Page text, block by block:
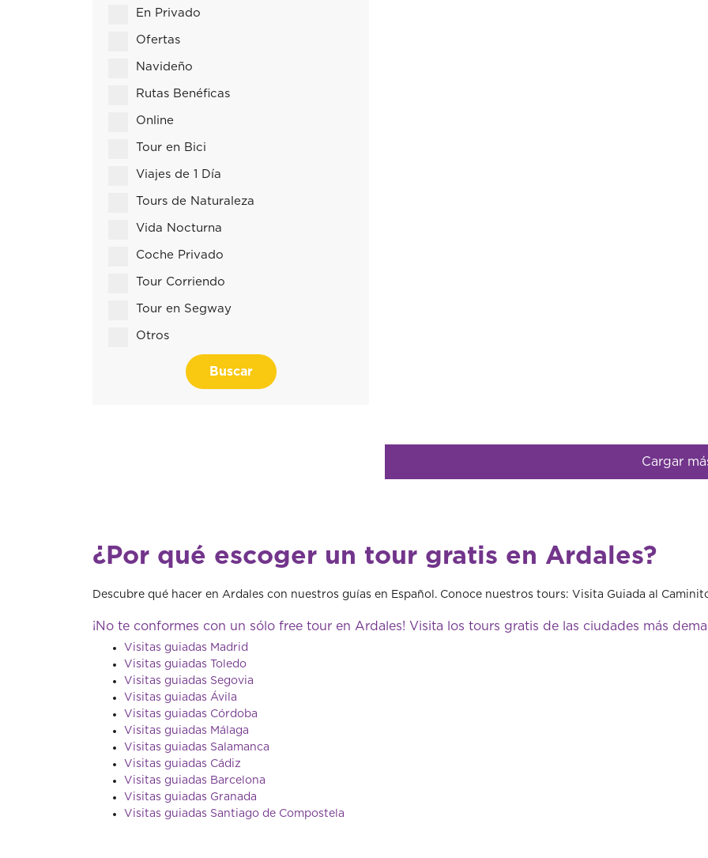
En Privado
Ofertas
Navideño
Rutas Benéficas
Online
Tour en Bici
Viajes de 1 Día
Tours de Naturaleza
Vida Nocturna
Coche Privado
Tour Corriendo
Tour en Segway
Otros
Buscar
Cargar
¿Por qué escoger un tour gratis en Ardales?
Descubre qué hacer en Ardales con nuestros guías en Español. Conoce nuestros tours: Visita Guiada al
¡No te conformes con un sólo free tour en Ardales! Visita los tours gratis de las ciudades más
Visitas guiadas Madrid
Visitas guiadas Toledo
Visitas guiadas Segovia
Visitas guiadas Ávila
Visitas guiadas Córdoba
Visitas guiadas Málaga
Visitas guiadas Salamanca
Visitas guiadas Cádiz
Visitas guiadas Barcelona
Visitas guiadas Granada
Visitas guiadas Santiago de Compostela